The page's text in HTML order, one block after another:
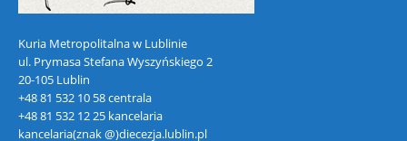
Kuria Metropolitalna w Lublinie
ul. Prymasa Stefana Wyszyńskiego 2
20-105 Lublin
+48 81 532 10 58 centrala
+48 81 532 12 25 kancelaria
kancelaria(znak @)diecezja.lublin.pl